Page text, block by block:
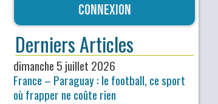
Connexion
Derniers Articles
dimanche 5 juillet 2026
France – Paraguay : le football, ce sport
où frapper ne coûte rien